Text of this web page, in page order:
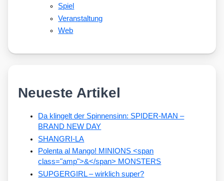
Spiel
Veranstaltung
Web
Neueste Artikel
Da klingelt der Spinnensinn: SPIDER-MAN –
BRAND NEW DAY
SHANGRI-LA
Polenta al Mango! MINIONS <span
class="amp">&</span> MONSTERS
SUPGERGIRL – wirklich super?